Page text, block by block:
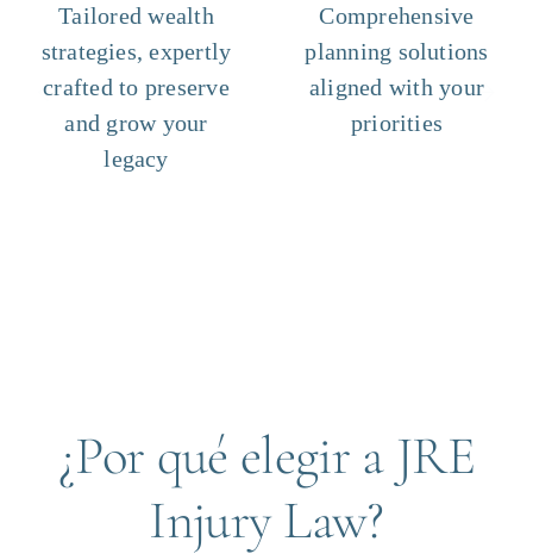
Tailored wealth
strategies, expertly
crafted to preserve
and grow your
legacy
Comprehensive
planning solutions
aligned with your
priorities
¿Por qué elegir a JRE
Injury Law?